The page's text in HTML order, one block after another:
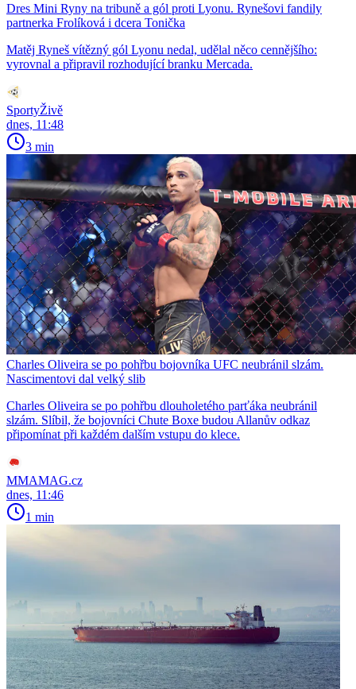
Dres Mini Ryny na tribuně a gól proti Lyonu. Rynešovi fandily
partnerka Frolíková i dcera Tonička
Matěj Ryneš vítězný gól Lyonu nedal, udělal něco cennějšího:
vyrovnal a připravil rozhodující branku Mercada.
SportyŽivě
dnes, 11:48
3 min
Charles Oliveira se po pohřbu bojovníka UFC neubránil slzám.
Nascimentovi dal velký slib
Charles Oliveira se po pohřbu dlouholetého parťáka neubránil
slzám. Slíbil, že bojovníci Chute Boxe budou Allanův odkaz
připomínat při každém dalším vstupu do klece.
MMAMAG.cz
dnes, 11:46
1 min